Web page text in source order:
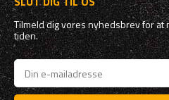
Tilmeld dig vores nyhedsbrev for
tiden.